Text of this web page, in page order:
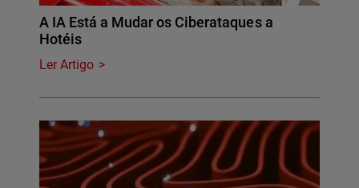
A IA Está a Mudar os Ciberataques a
Hotéis
Ler Artigo